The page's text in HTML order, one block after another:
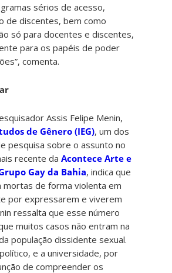
sérios de acesso,
de discentes, bem como
só para docentes e discentes,
para os papéis de poder
comenta.
Assis Felipe Menin,
de Gênero (IEG), um dos
pesquisa sobre o assunto no
recente daAcontece Arte e
Gay da Bahia, indica que
de forma violenta em
por expressarem e viverem
ressalta que esse número
muitos casos não entram na
população dissidente sexual.
e a universidade, por
de compreender os